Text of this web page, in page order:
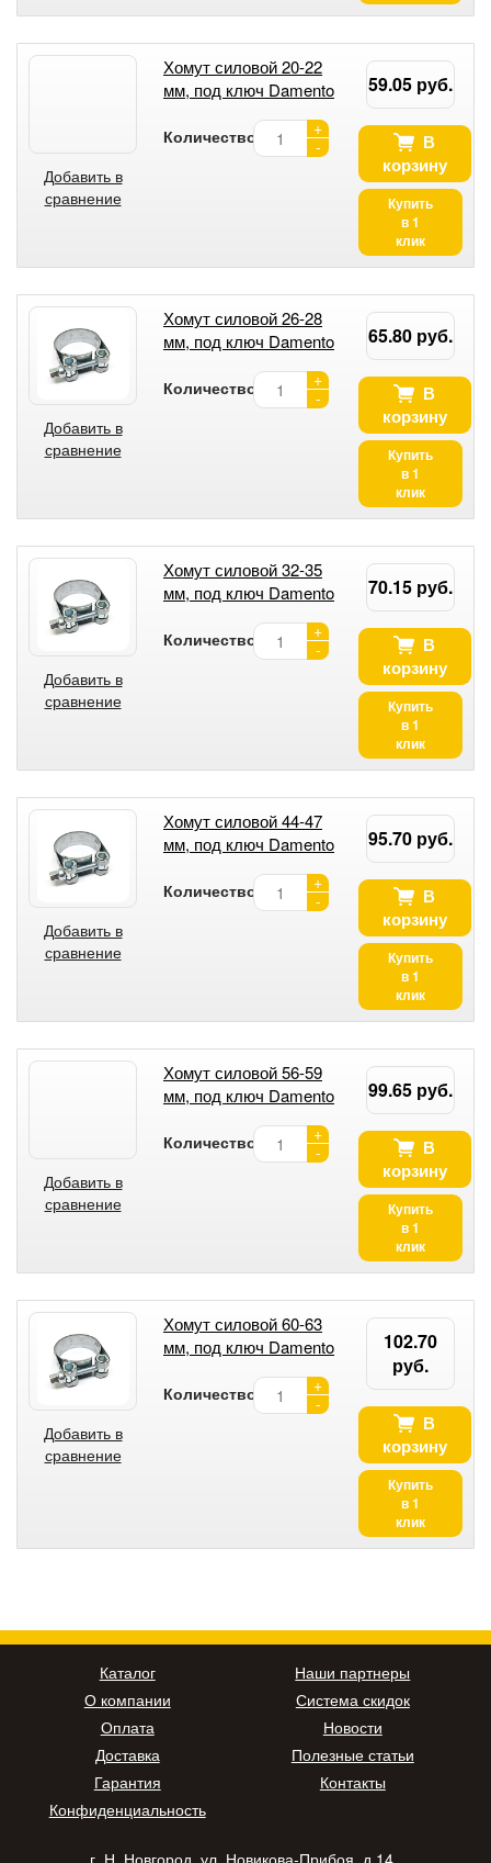
Добавить в
сравнение
Хомут силовой 20-22
мм, под ключ Damento
Количество:
+
-
59.05 руб.
В
корзину
Купить
в 1
клик
Добавить в
сравнение
Хомут силовой 26-28
мм, под ключ Damento
Количество:
+
-
65.80 руб.
В
корзину
Купить
в 1
клик
Добавить в
сравнение
Хомут силовой 32-35
мм, под ключ Damento
Количество:
+
-
70.15 руб.
В
корзину
Купить
в 1
клик
Добавить в
сравнение
Хомут силовой 44-47
мм, под ключ Damento
Количество:
+
-
95.70 руб.
В
корзину
Купить
в 1
клик
Добавить в
сравнение
Хомут силовой 56-59
мм, под ключ Damento
Количество:
+
-
99.65 руб.
В
корзину
Купить
в 1
клик
Добавить в
сравнение
Хомут силовой 60-63
мм, под ключ Damento
Количество:
+
-
102.70
руб.
В
корзину
Купить
в 1
клик
Каталог
О компании
Оплата
Доставка
Гарантия
Конфиденциальность
Наши партнеры
Система скидок
Новости
Полезные статьи
Контакты
г. Н. Новгород, ул. Новикова-Прибоя, д.14